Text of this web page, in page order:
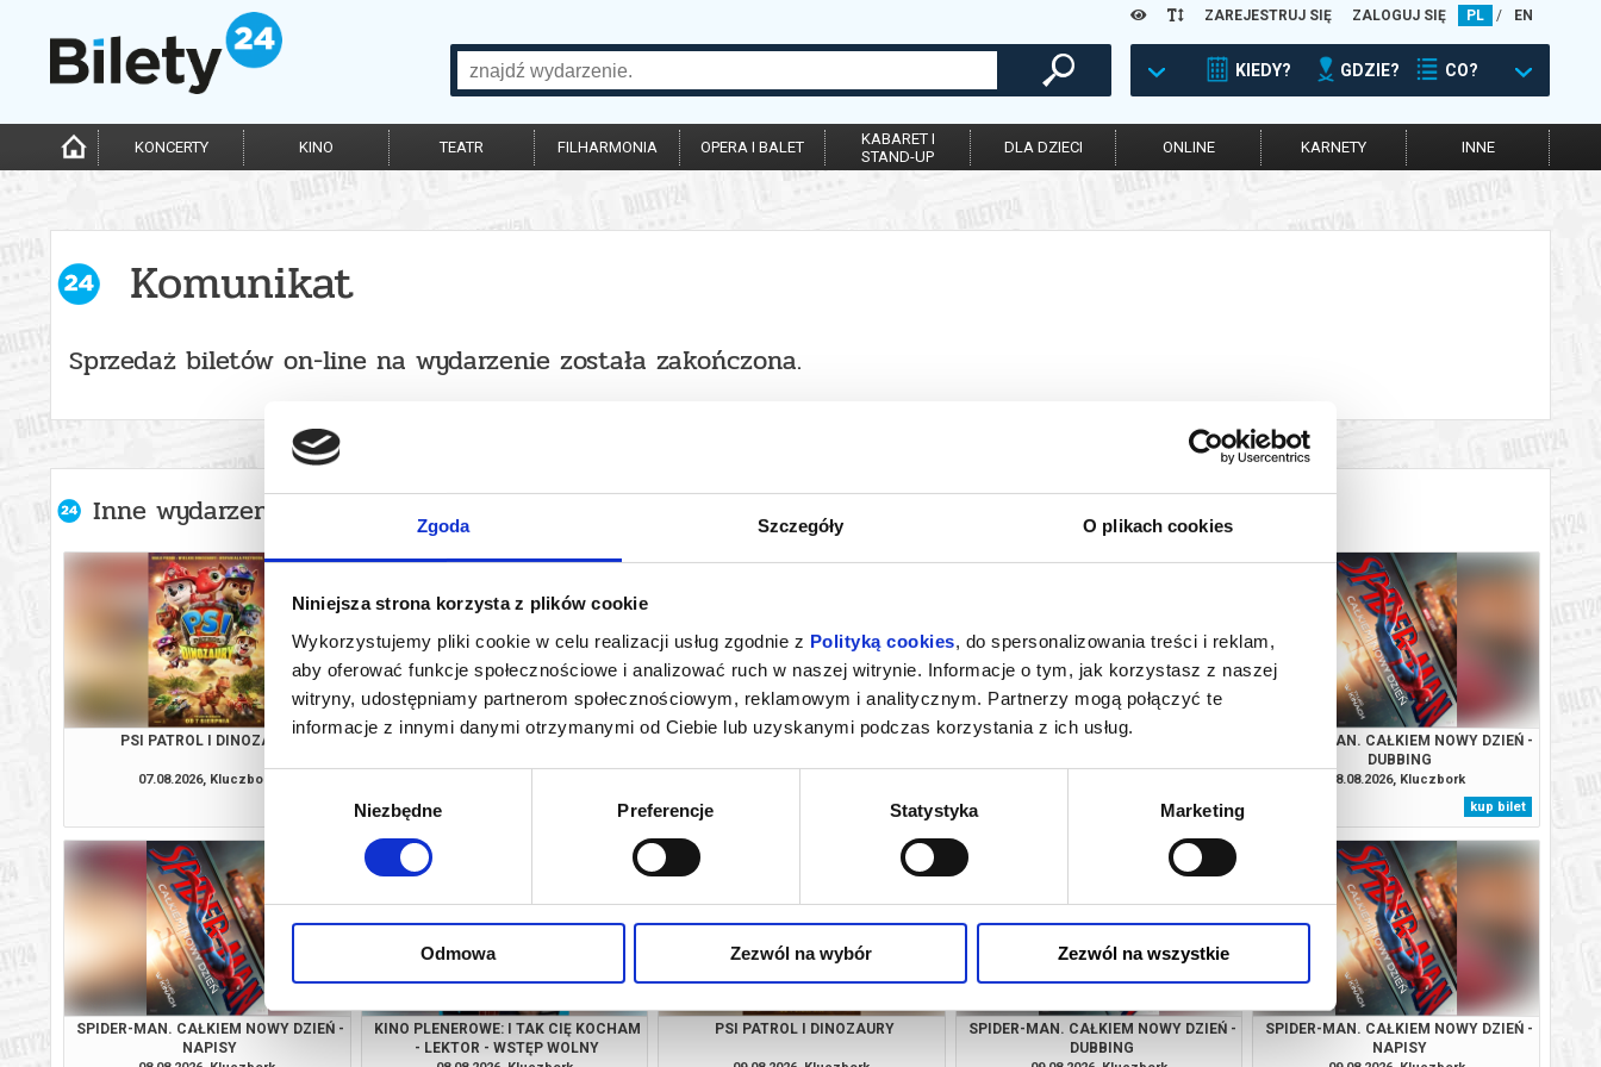
Zgoda Szczegóły O plikach cookies
Niniejsza strona korzysta z plików cookie
Wykorzystujemy pliki cookie w celu realizacji usług zgodnie z Polityką cookies, do spersonalizowania treści i reklam,
aby oferować funkcje społecznościowe i analizować ruch w naszej witrynie. Informacje o tym, jak korzystasz z naszej
witryny, udostępniamy partnerom społecznościowym, reklamowym i analitycznym. Partnerzy mogą połączyć te
informacje z innymi danymi otrzymanymi od Ciebie lub uzyskanymi podczas korzystania z ich usług.
Niezbędne Preferencje Statystyka Marketing
Odmowa Zezwól na wybór Zezwól na wszystkie
ZAREJESTRUJ SIĘ ZALOGUJ SIĘ PL / EN
KIEDY? GDZIE? CO?
KONCERTY KINO TEATR FILHARMONIA OPERA I BALET
KABARET I
STAND-UP
DLA DZIECI ONLINE KARNETY INNE
Komunikat
Sprzedaż biletów on-line na wydarzenie została zakończona.
Inne wydarzenia organizatora
PSI PATROL I DINOZAURY
07.08.2026, Kluczbork
SPIDER-MAN. CAŁKIEM NOWY DZIEŃ -
kup bilet
SPIDER-MAN. CAŁKIEM NOWY DZIEŃ -
kup bilet
PSI PATROL I DINOZAURY
kup bilet
SPIDER-MAN. CAŁKIEM NOWY DZIEŃ -
DUBBING
08.08.2026, Kluczbork
kup bilet
SPIDER-MAN. CAŁKIEM NOWY DZIEŃ -
NAPISY
KINO PLENEROWE: I TAK CIĘ KOCHAM
- LEKTOR - WSTĘP WOLNY
PSI PATROL I DINOZAURY
SPIDER-MAN. CAŁKIEM NOWY DZIEŃ -
DUBBING
SPIDER-MAN. CAŁKIEM NOWY DZIEŃ -
NAPISY